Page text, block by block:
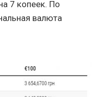
7 копеек. По
валюта